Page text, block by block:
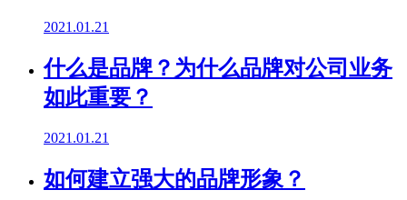
2021.01.21
什么是品牌？为什么品牌对公司业务
如此重要？
2021.01.21
如何建立强大的品牌形象？